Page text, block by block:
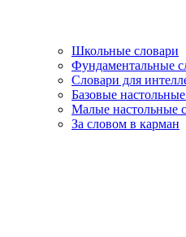
Школьные словари
Фундаментальные
Словари для
Базовые
Малые настольные
За словом в карман